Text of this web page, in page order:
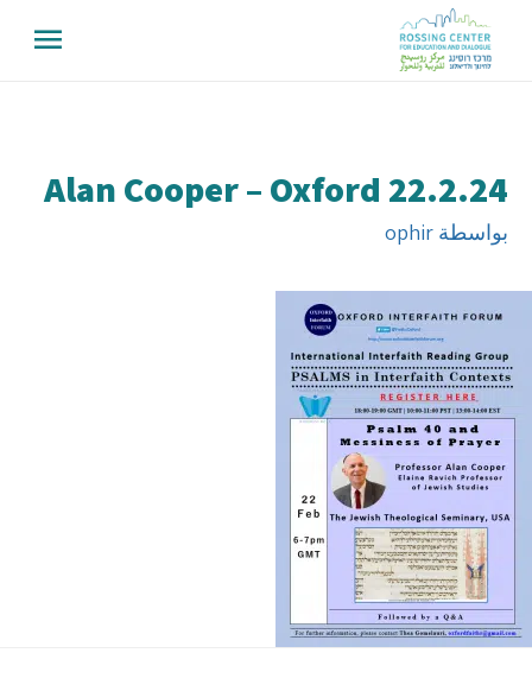
Alan Cooper – Oxford 22.2.24
بواسطة ophir